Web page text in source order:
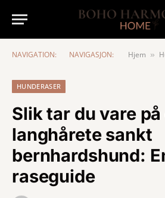
NAVIGATION: NAVIGASJON: Hjem »
HUNDERASER
Slik tar du vare
langhårete sankt
bernhardshund:
raseguide